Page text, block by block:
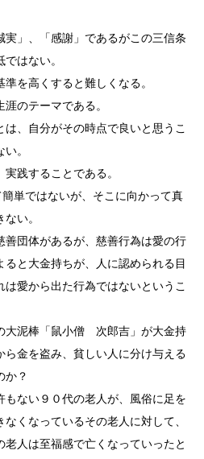
」、「感謝」であるがこの三信条
はない。
を高くすると難しくなる。
のテーマである。
、自分がその時点で良いと思うこ
。
践することである。
単ではないが、そこに向かって真
い。
善団体があるが、慈善行為は愛の行
と大金持ちが、人に認められる目
愛から出た行為ではないというこ
大泥棒「鼠小僧 次郎吉」が大金持
ら金を盗み、貧しい人に分け与える
か？
もない９０代の老人が、風俗に足を
くなっているその老人に対して、
人は至福感で亡くなっていったと